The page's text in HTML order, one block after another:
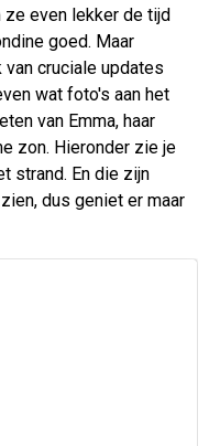
ze even lekker de tijd
goed. Maar
cruciale updates
wat foto's aan het
van Emma, haar
zon. Hieronder zie je
strand. En die zijn
dus geniet er maar